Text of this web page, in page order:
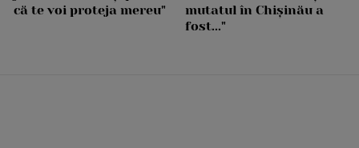
că te voi proteja mereu"
mutatul în Chișinău a
fost..."